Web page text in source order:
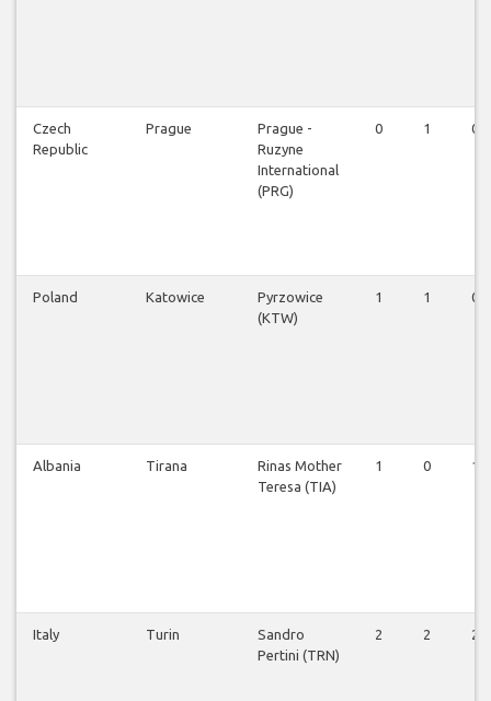
Czech
Republic
Prague
Prague -
Ruzyne
International
(PRG)
0 1 0
Poland Katowice
Pyrzowice
(KTW)
1 1 0
Albania Tirana
Rinas Mother
Teresa (TIA)
1 0 1
Italy Turin
Sandro
Pertini (TRN)
2 2 2